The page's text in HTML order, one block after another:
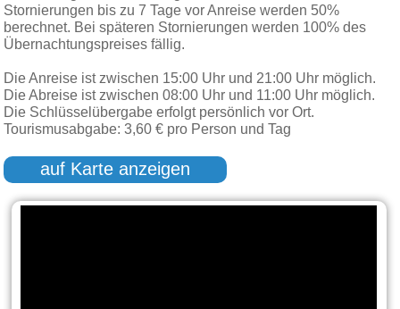
Stornierungen bis zu 7 Tage vor Anreise werden 50%
berechnet. Bei späteren Stornierungen werden 100% des
Übernachtungspreises fällig.
Die Anreise ist zwischen 15:00 Uhr und 21:00 Uhr möglich.
Die Abreise ist zwischen 08:00 Uhr und 11:00 Uhr möglich.
Die Schlüsselübergabe erfolgt persönlich vor Ort.
Tourismusabgabe: 3,60 € pro Person und Tag
auf Karte anzeigen